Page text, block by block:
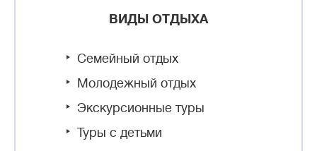
ВИДЫ ОТДЫХА
Семейный отдых
Молодежный отдых
Экскурсионные туры
Туры с детьми